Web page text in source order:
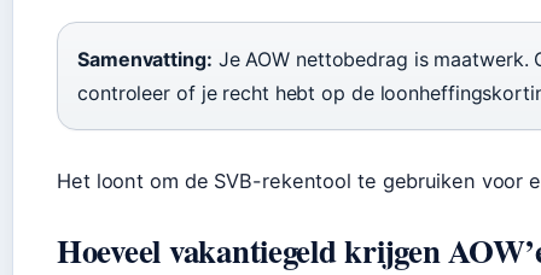
Samenvatting: Je AOW nettobedrag is maatwerk.
controleer of je recht hebt op de
Het loont om de SVB-rekentool te gebruiken voor
Hoeveel vakantiegeld krijgen